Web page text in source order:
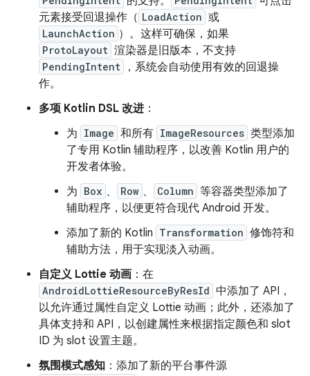
元素接受回退操作（ LoadAction 或
LaunchAction ）。这样可确保，如果
ProtoLayout 渲染器是旧版本，不支持
PendingIntent
，系统会自动使用有效的回退操
作。
多项 Kotlin DSL 改进 ：
为 Image 和所有 ImageResources 类型添加
了专用 Kotlin 辅助程序，以改善 Kotlin 用户的
开发者体验。
为 Box 、 Row 、 Column 等容器类型添加了
辅助程序，以便更符合现代 Android 开发。
添加了新的 Kotlin Transformation 修饰符和
辅助方法，用于实现淡入动画。
自定义 Lottie 动画 ：在
AndroidLottieResourceByResId 中添加了 API，
以允许通过属性自定义 Lottie 动画；此外，还添加了
具体支持和 API，以创建属性来根据指定颜色和 slot
ID 为 slot 设置主题。
氛围模式感知 ：添加了新的平台事件源